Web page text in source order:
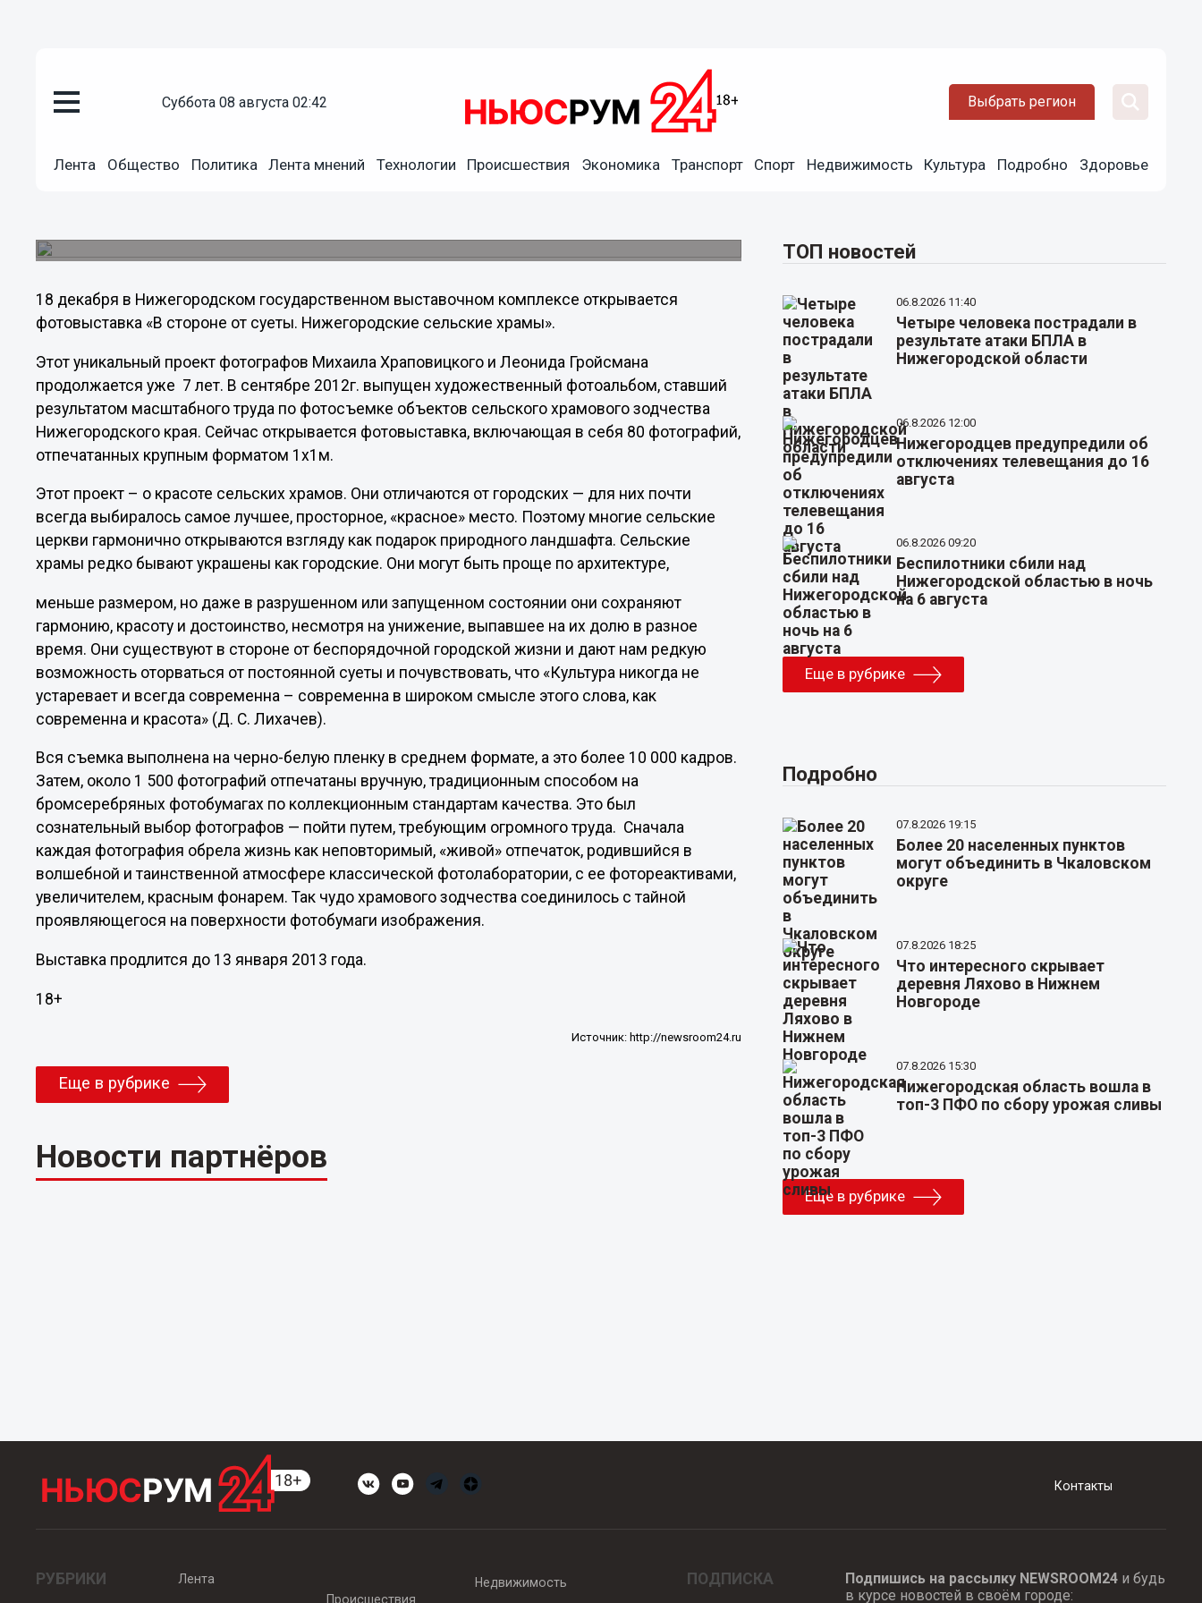
суббота 08 августа 02:42 Выбрать регион
Лента Общество Политика Лента мнений Технологии Происшествия Экономика Транспорт Спорт Недвижимость Культура Подробно Здоровье
Фотовыставка «Нижегородские сельские храмы»
18 декабря в Нижегородском государственном выставочном комплексе открывается
фотовыставка «В стороне от суеты. Нижегородские сельские храмы».
Этот уникальный проект фотографов Михаила Храповицкого и Леонида Гройсмана
продолжается уже 7 лет. В сентябре 2012г. выпущен художественный фотоальбом, ставший
результатом масштабного труда по фотосъемке объектов сельского храмового зодчества
Нижегородского края. Сейчас открывается фотовыставка, включающая в себя 80 фотографий,
отпечатанных крупным форматом 1х1м.
Этот проект – о красоте сельских храмов. Они отличаются от городских — для них почти
всегда выбиралось самое лучшее, просторное, «красное» место. Поэтому многие сельские
церкви гармонично открываются взгляду как подарок природного ландшафта. Сельские
храмы редко бывают украшены как городские. Они могут быть проще по архитектуре,
меньше размером, но даже в разрушенном или запущенном состоянии они сохраняют
гармонию, красоту и достоинство, несмотря на унижение, выпавшее на их долю в разное
время. Они существуют в стороне от беспорядочной городской жизни и дают нам редкую
возможность оторваться от постоянной суеты и почувствовать, что «Культура никогда не
устаревает и всегда современна – современна в широком смысле этого слова, как
современна и красота» (Д. С. Лихачев).
Вся съемка выполнена на черно-белую пленку в среднем формате, а это более 10 000 кадров.
Затем, около 1 500 фотографий отпечатаны вручную, традиционным способом на
бромсеребряных фотобумагах по коллекционным стандартам качества. Это был
сознательный выбор фотографов — пойти путем, требующим огромного труда. Сначала
каждая фотография обрела жизнь как неповторимый, «живой» отпечаток, родившийся в
волшебной и таинственной атмосфере классической фотолаборатории, с ее фотореактивами,
увеличителем, красным фонарем. Так чудо храмового зодчества соединилось с тайной
проявляющегося на поверхности фотобумаги изображения.
Выставка продлится до 13 января 2013 года.
18+
Источник: http://newsroom24.ru
Еще в рубрике
Новости партнёров
ТОП новостей
06.8.2026 11:40
Четыре человека пострадали в
результате атаки БПЛА в
Нижегородской области
06.8.2026 12:00
Нижегородцев предупредили об
отключениях телевещания до 16
августа
06.8.2026 09:20
Беспилотники сбили над
Нижегородской областью в ночь
на 6 августа
Еще в рубрике
Подробно
07.8.2026 19:15
Более 20 населенных пунктов
могут объединить в Чкаловском
округе
07.8.2026 18:25
Что интересного скрывает
деревня Ляхово в Нижнем
Новгороде
07.8.2026 15:30
Нижегородская область вошла в
топ-3 ПФО по сбору урожая сливы
Еще в рубрике
Контакты
РУБРИКИ
Лента
Происшествия
Недвижимость ПОДПИСКА Подпишись на рассылку NEWSROOM24и будь
в курсе новостей в своём городе: